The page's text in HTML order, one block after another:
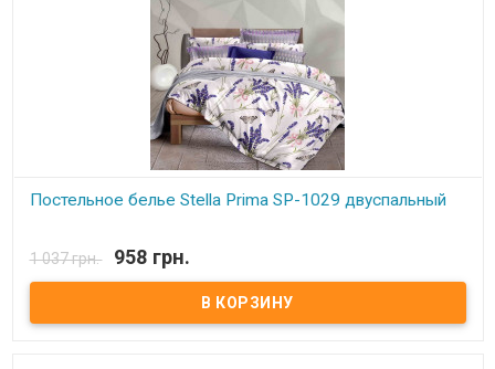
Постельное белье Stella Prima SP-1029 двуспальный
Пододеяльник: 200x220 см. - 1шт. Наволочки (2 шт.): 50x70 + 5 см
Наволочки (2 шт.): 70x70 см Состав: полиэстер 100%, микросатин.
1 037 грн. 958 грн.